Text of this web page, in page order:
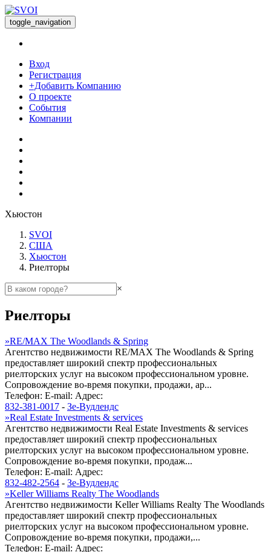
toggle_navigation
Вход
Регистрация
+Добавить Компанию
О проекте
События
Компании
Хьюстон
SVOI
США
Хьюстон
Риелторы
×
Риелторы
»RE/MAX The Woodlands & Spring
Агентство недвижимости RE/MAX The Woodlands & Spring
предоставляет широкий спектр профессиональных
риелторских услуг на высоком профессиональном уровне.
Сопровождение во-время покупки, продажи, ар...
Телефон: E-mail: Адрес:
832-381-0017 - Зе-Вудлендс
»Real Estate Investments & services
Агентство недвижимости Real Estate Investments & services
предоставляет широкий спектр профессиональных
риелторских услуг на высоком профессиональном уровне.
Сопровождение во-время покупки, продаж...
Телефон: E-mail: Адрес:
832-482-2564 - Зе-Вудлендс
»Keller Williams Realty The Woodlands
Агентство недвижимости Keller Williams Realty The Woodlands
предоставляет широкий спектр профессиональных
риелторских услуг на высоком профессиональном уровне.
Сопровождение во-время покупки, продажи,...
Телефон: E-mail: Адрес: